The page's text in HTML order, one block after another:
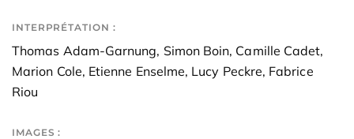
INTERPRÉTATION :
Thomas Adam-Garnung, Simon Boin, Camille Cadet,
Marion Cole, Etienne Enselme, Lucy Peckre, Fabrice
Riou
IMAGES :